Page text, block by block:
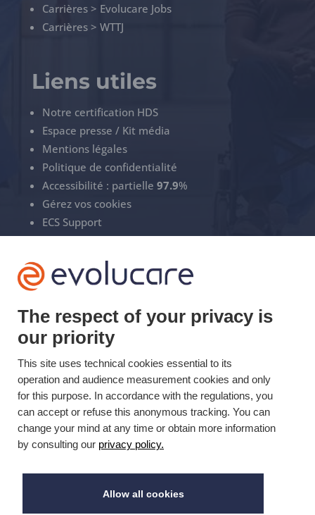
Carrières > Evolucare Jobs
Carrières > WTTJ
Liens utiles
Notre certification HDS
Espace presse / Kit média
Mentions légales
Politique de confidentialité
Accessibilité : partielle 97.9%
Gérez vos cookies
ECS Support
 +33(0)3 22 50 37 90
 YOUTUBE
LINKEDIN
Mis à jour le 07/01/2025 © Evolucare 2026
The respect of your privacy is
our priority
This site uses technical cookies essential to its
operation and audience measurement cookies and only
for this purpose. In accordance with the regulations, you
can accept or refuse this anonymous tracking. You can
change your mind at any time or obtain more information
by consulting our privacy policy.
Allow all cookies